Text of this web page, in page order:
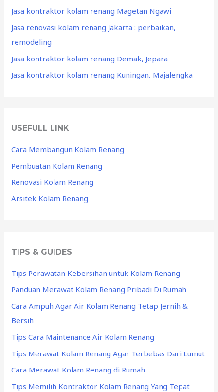
Jasa kontraktor kolam renang Magetan Ngawi
Jasa renovasi kolam renang Jakarta : perbaikan,
remodeling
Jasa kontraktor kolam renang Demak, Jepara
Jasa kontraktor kolam renang Kuningan, Majalengka
USEFULL LINK
Cara Membangun Kolam Renang
Pembuatan Kolam Renang
Renovasi Kolam Renang
Arsitek Kolam Renang
TIPS & GUIDES
Tips Perawatan Kebersihan untuk Kolam Renang
Panduan Merawat Kolam Renang Pribadi Di Rumah
Cara Ampuh Agar Air Kolam Renang Tetap Jernih &
Bersih
Tips Cara Maintenance Air Kolam Renang
Tips Merawat Kolam Renang Agar Terbebas Dari Lumut
Cara Merawat Kolam Renang di Rumah
Tips Memilih Kontraktor Kolam Renang Yang Tepat